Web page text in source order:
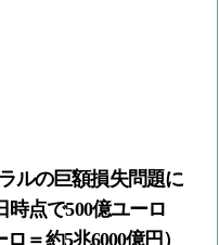
ルの巨額損失問題に
点で500億ユーロ
＝約5兆6000億円）